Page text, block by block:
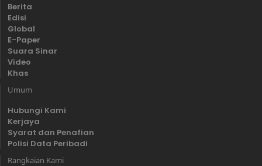
Berita
Edisi
Global
E-Paper
Suara Sinar
Video
Khas
Umum
Hubungi Kami
Kerjaya
Syarat dan Penafian
Polisi Data Peribadi
Rangkaian Kami